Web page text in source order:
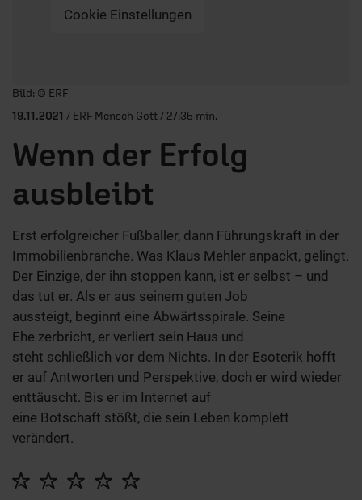
Cookie Einstellungen
Player starten/anhalten
Bild: © ERF
19.11.2021 / ERF Mensch Gott / 27:35 min.
Wenn der Erfolg
ausbleibt
Erst erfolgreicher Fußballer, dann Führungskraft in der
Immobilienbranche. Was Klaus Mehler anpackt, gelingt.
Der Einzige, der ihn stoppen kann, ist er selbst – und
das tut er. Als er aus seinem guten Job
aussteigt, beginnt eine Abwärtsspirale. Seine
Ehe zerbricht, er verliert sein Haus und
steht schließlich vor dem Nichts. In der Esoterik hofft
er auf Antworten und Perspektive, doch er wird wieder
enttäuscht. Bis er im Internet auf
eine Botschaft stößt, die sein Leben komplett
verändert.